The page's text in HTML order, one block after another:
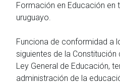
Formación en Educación en
uruguayo.
Funciona de conformidad a
siguientes de la Constitución
Ley General de Educación,
administración de la